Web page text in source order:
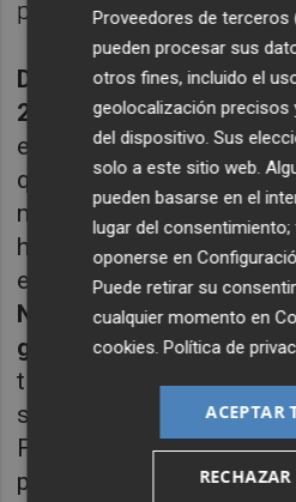
provincias, edades, y
De media tiene 42 años,
25 y 55 años:Destacar
el cliente más joven
que sus padres le han
menor y han empezado a
hijo/a para el largo plazo
edad tiene 94 años.
Nivel de estudios del
gestión automatizada:
título superior, aunque
significativo de Bachiller,
Formación profesional
primarios (4,5%).
Proveedores de terceros
pueden procesar sus
otros fines, incluido el
geolocalización precisos
del dispositivo. Sus
solo a este sitio web.
pueden basarse en el
lugar del
oponerse en
Puede retirar su
cualquier momento en
cookies.Política de
ACEPTAR